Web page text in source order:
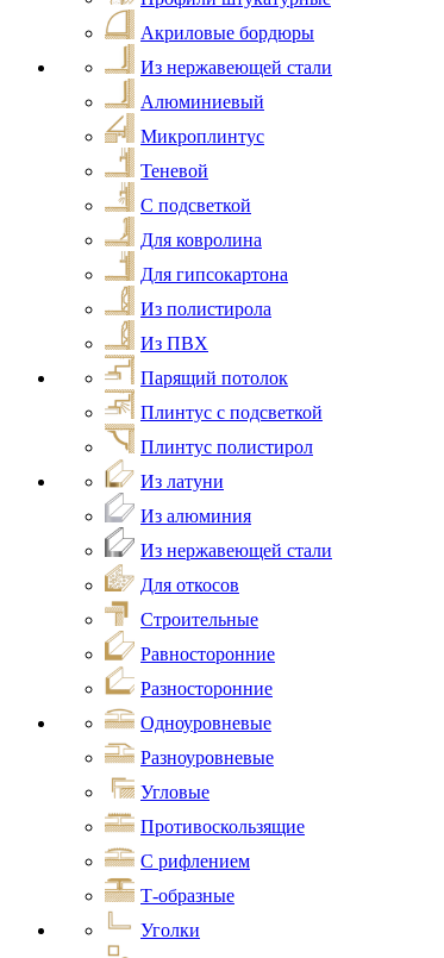
Акриловые бордюры
Из нержавеющей стали
Алюминиевый
Микроплинтус
Теневой
С подсветкой
Для ковролина
Для гипсокартона
Из полистирола
Из ПВХ
Парящий потолок
Плинтус с подсветкой
Плинтус полистирол
Из латуни
Из алюминия
Из нержавеющей стали
Для откосов
Строительные
Равносторонние
Разносторонние
Одноуровневые
Разноуровневые
Угловые
Противоскользящие
С рифлением
Т-образные
Уголки